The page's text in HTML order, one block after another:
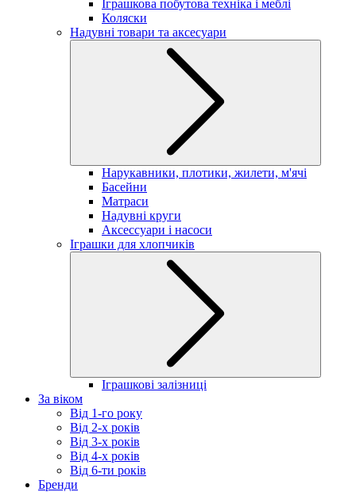
Іграшкова побутова техніка і меблі
Коляски
Надувні товари та аксесуари
Нарукавники, плотики, жилети, м'ячі
Басейни
Матраси
Надувні круги
Аксессуари і насоси
Іграшки для хлопчиків
Іграшкові залізниці
За віком
Від 1-го року
Від 2-х років
Від 3-х років
Від 4-х років
Від 6-ти років
Бренди